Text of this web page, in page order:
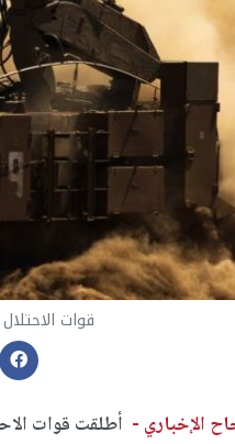
قوات
الإخباري - أطلقت قوات